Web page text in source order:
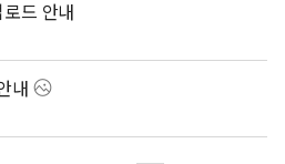
드 안내
내